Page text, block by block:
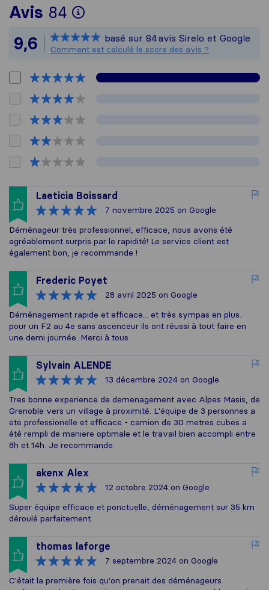
Avis 84
Pour vous donner une
Sirelo n'est pas
Tous les avis recueillis
9,6 basé sur 84avis Sirelo et Google
Comment est calculé le score des avis ?
Laeticia Boissard
7 novembre 2025 on Google
Déménageur très professionnel, efficace, nous avons été
agréablement surpris par le rapidité! Le service client est
également bon, je recommande !
Frederic Poyet
28 avril 2025 on Google
Déménagement rapide et efficace... et très sympas en plus.
pour un F2 au 4e sans ascenceur ils ont réussi à tout faire en
une demi journée. Merci à tous
Sylvain ALENDE
13 décembre 2024 on Google
Tres bonne experience de demenagement avec Alpes Masis, de
Grenoble vers un village à proximité. L'équipe de 3 personnes a
ete professionelle et efficace - camion de 30 metres cubes a
été rempli de maniere optimale et le travail bien accompli entre
8h et 14h. Je recommande.
akenx Alex
12 octobre 2024 on Google
Super équipe efficace et ponctuelle, déménagement sur 35 km
déroulé parfaitement.
thomas laforge
7 septembre 2024 on Google
C'était la première fois qu'on prenait des déménageurs